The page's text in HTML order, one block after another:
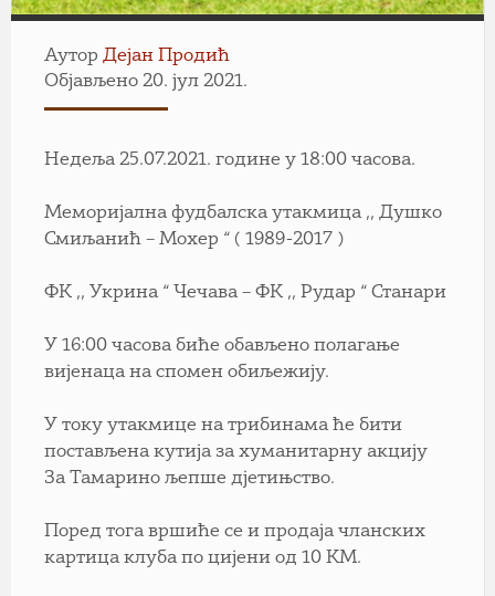
Аутор Дејан Продић
Објављено 20. јул 2021.
Недеља 25.07.2021. године у 18:00 часова.
Меморијална фудбалска утакмица ,, Душко
Смиљанић – Мохер “ ( 1989-2017 )
ФК ,, Укрина “ Чечава – ФК ,, Рудар “ Станари
У 16:00 часова биће обављено полагање
вијенаца на спомен обиљежију.
У току утакмице на трибинама ће бити
постављена кутија за хуманитарну акцију
За Тамарино љепше дјетињство.
Поред тога вршиће се и продаја чланских
картица клуба по цијени од 10 КМ.